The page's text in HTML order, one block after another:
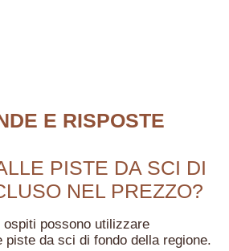
E RISPOSTE
PISTE DA SCI DI
NEL PREZZO?
possono utilizzare
piste da sci di fondo della regione.